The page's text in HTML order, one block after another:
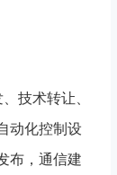
技术转让、
动化控制设
布，通信建